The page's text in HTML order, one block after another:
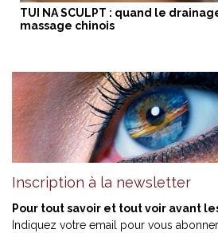
TUI NA SCULPT : quand le
massage chinois
Inscription à la newsletter
Pour tout savoir et tout voir avant
Indiquez votre email pour vous